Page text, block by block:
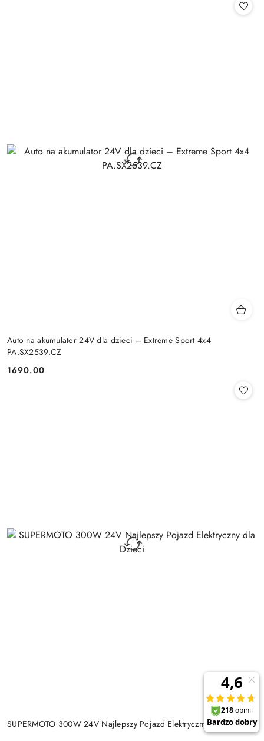
Auto na akumulator 24V dla dzieci – Extreme Sport 4x4
PA.SX2539.CZ
Cena:
1690.00
SUPERMOTO 300W 24V Najlepszy Pojazd Elektryczny dla Dzieci